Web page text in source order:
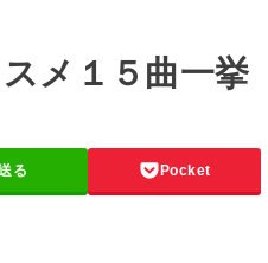
メ１５曲一挙
る Pocket